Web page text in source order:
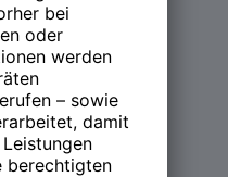
Verhältnisses von